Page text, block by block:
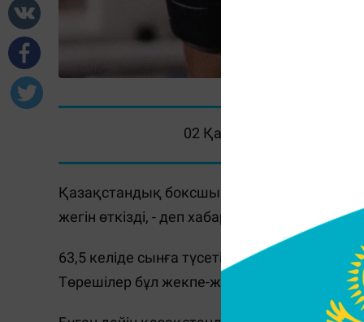
02 Қараша 2022, 18:47
Қазақстандық боксшы Санатәлі Төлтаев
жегін өткізді, - деп хабарлайды
Massaget.kz
63,5 келіде сынға түсетін Төлтаев
Төрешілер бұл жекпе-жекте жеңісті